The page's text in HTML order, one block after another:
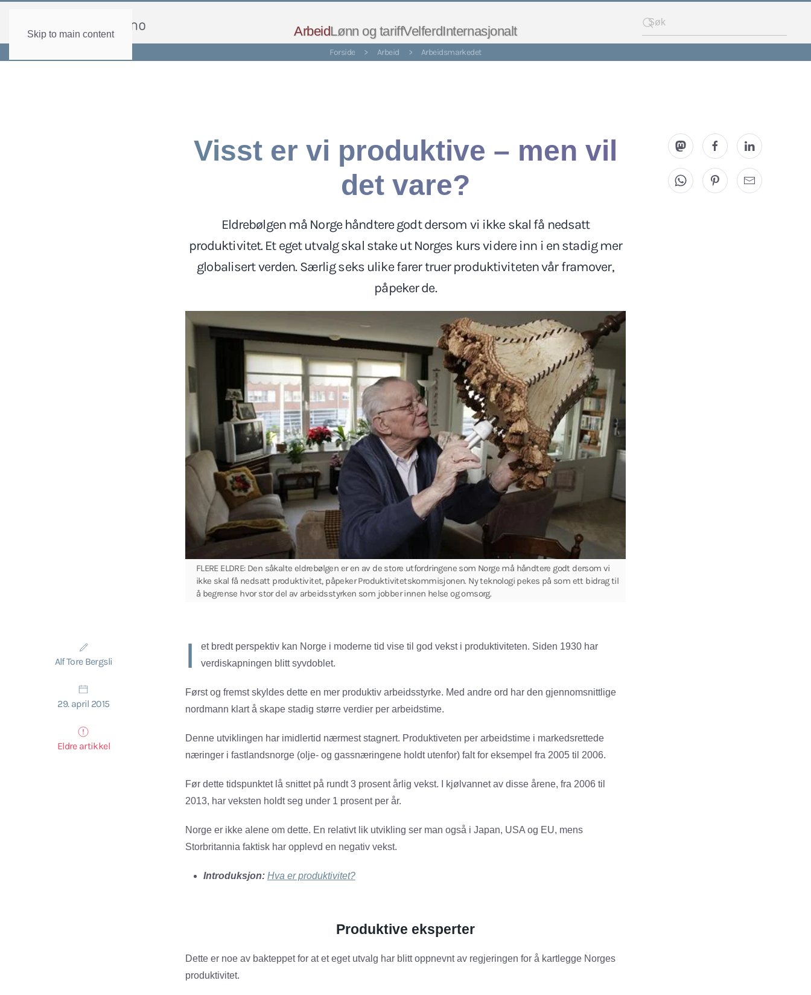
Skip to main content ArbeidLønn og tariffVelferdInternasjonalt
Forside > Arbeid > Arbeidsmarkedet
Visst er vi produktive – men vil
det vare?
Eldrebølgen må Norge håndtere godt dersom vi ikke skal få nedsatt
produktivitet. Et eget utvalg skal stake ut Norges kurs videre inn i en stadig mer
globalisert verden. Særlig seks ulike farer truer produktiviteten vår framover,
påpeker de.
FLERE ELDRE: Den såkalte eldrebølgen er en av de store utfordringene som Norge må håndtere godt dersom vi
ikke skal få nedsatt produktivitet, påpeker Produktivitetskommisjonen. Ny teknologi pekes på som ett bidrag til
å begrense hvor stor del av arbeidsstyrken som jobber innen helse og omsorg.
Alf Tore Bergsli
29. april 2015
Eldre artikkel
I
et bredt perspektiv kan Norge i moderne tid vise til god vekst i produktiviteten. Siden 1930 har
verdiskapningen blitt syvdoblet.
Først og fremst skyldes dette en mer produktiv arbeidsstyrke. Med andre ord har den gjennomsnittlige
nordmann klart å skape stadig større verdier per arbeidstime.
Denne utviklingen har imidlertid nærmest stagnert. Produktiveten per arbeidstime i markedsrettede
næringer i fastlandsnorge (olje- og gassnæringene holdt utenfor) falt for eksempel fra 2005 til 2006.
Før dette tidspunktet lå snittet på rundt 3 prosent årlig vekst. I kjølvannet av disse årene, fra 2006 til
2013, har veksten holdt seg under 1 prosent per år.
Norge er ikke alene om dette. En relativt lik utvikling ser man også i Japan, USA og EU, mens
Storbritannia faktisk har opplevd en negativ vekst.
Introduksjon: Hva er produktivitet?
Produktive eksperter
Dette er noe av bakteppet for at et eget utvalg har blitt oppnevnt av regjeringen for å kartlegge Norges
produktivitet.